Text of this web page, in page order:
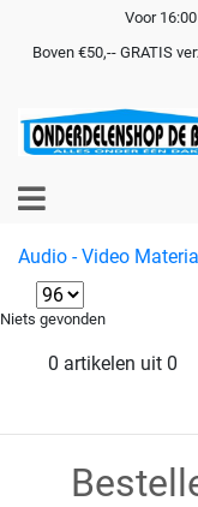
Voor
Boven €50,-- GRATIS
Audio - Video
Niets gevonden
0 artikelen uit 0